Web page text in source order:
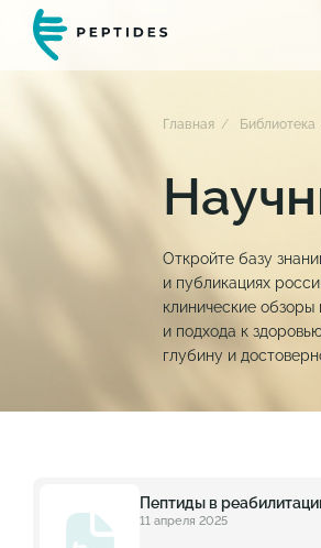
Главная Библиотека
Откройте базу
и публикациях
клинические
и подхода к
глубину и
Пептиды в
11 апреля 2025